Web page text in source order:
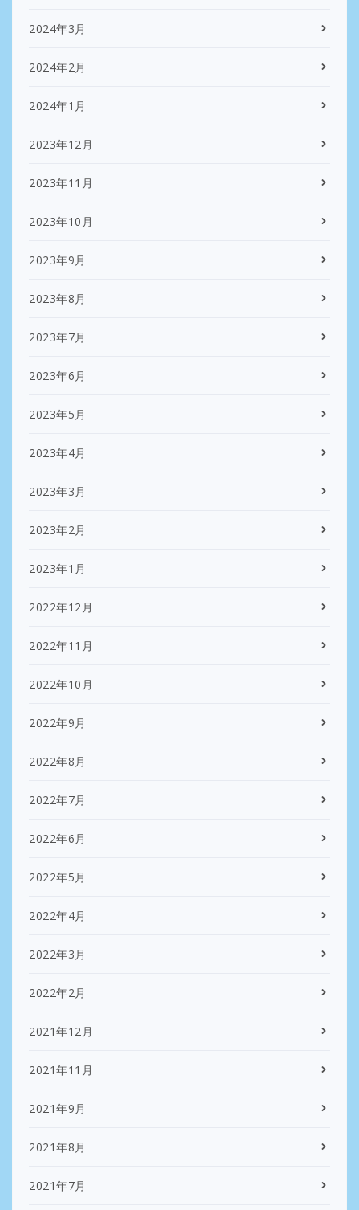
2024年3月
2024年2月
2024年1月
2023年12月
2023年11月
2023年10月
2023年9月
2023年8月
2023年7月
2023年6月
2023年5月
2023年4月
2023年3月
2023年2月
2023年1月
2022年12月
2022年11月
2022年10月
2022年9月
2022年8月
2022年7月
2022年6月
2022年5月
2022年4月
2022年3月
2022年2月
2021年12月
2021年11月
2021年9月
2021年8月
2021年7月